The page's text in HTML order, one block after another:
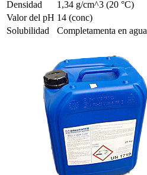
Densidad
1,34 g/cm^3 (20 °C)
Valor del pH 14 (conc)
Solubilidad
Completamenta en agua